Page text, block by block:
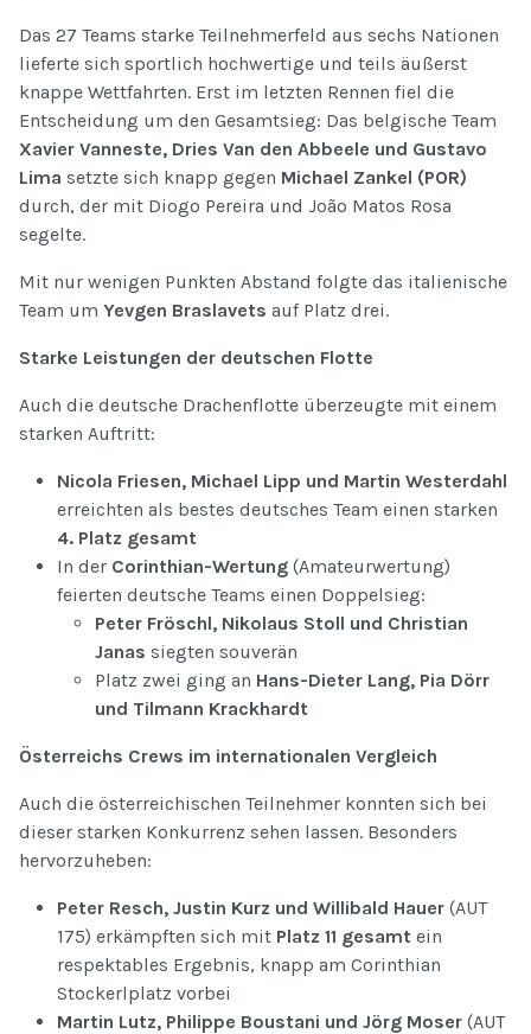
Das 27 Teams starke Teilnehmerfeld aus sechs Nationen
lieferte sich sportlich hochwertige und teils äußerst
knappe Wettfahrten. Erst im letzten Rennen fiel die
Entscheidung um den Gesamtsieg: Das belgische Team
Xavier Vanneste, Dries Van den Abbeele und Gustavo
Lima setzte sich knapp gegen Michael Zankel (POR)
durch, der mit Diogo Pereira und João Matos Rosa
segelte.
Mit nur wenigen Punkten Abstand folgte das italienische
Team um Yevgen Braslavets auf Platz drei.
Starke Leistungen der deutschen Flotte
Auch die deutsche Drachenflotte überzeugte mit einem
starken Auftritt:
Nicola Friesen, Michael Lipp und Martin Westerdahl
erreichten als bestes deutsches Team einen starken
4. Platz gesamt
In der Corinthian-Wertung (Amateurwertung)
feierten deutsche Teams einen Doppelsieg:
Peter Fröschl, Nikolaus Stoll und Christian
Janas siegten souverän
Platz zwei ging an Hans-Dieter Lang, Pia Dörr
und Tilmann Krackhardt
Österreichs Crews im internationalen Vergleich
Auch die österreichischen Teilnehmer konnten sich bei
dieser starken Konkurrenz sehen lassen. Besonders
hervorzuheben:
Peter Resch, Justin Kurz und Willibald Hauer (AUT
175) erkämpften sich mit Platz 11 gesamt ein
respektables Ergebnis, knapp am Corinthian
Stockerlplatz vorbei
Martin Lutz, Philippe Boustani und Jörg Moser (AUT